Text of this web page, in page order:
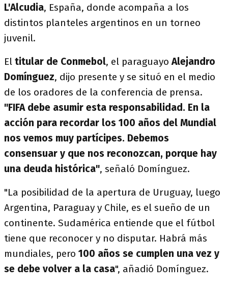
L'Alcudia, España, donde acompaña a los
distintos planteles argentinos en un torneo
juvenil.
El titular de Conmebol, el paraguayo Alejandro
Domínguez, dijo presente y se situó en el medio
de los oradores de la conferencia de prensa.
"FIFA debe asumir esta responsabilidad. En la
acción para recordar los 100 años del Mundial
nos vemos muy partícipes. Debemos
consensuar y que nos reconozcan, porque hay
una deuda histórica", señaló Domínguez.
"La posibilidad de la apertura de Uruguay, luego
Argentina, Paraguay y Chile, es el sueño de un
continente. Sudamérica entiende que el fútbol
tiene que reconocer y no disputar. Habrá más
mundiales, pero 100 años se cumplen una vez y
se debe volver a la casa", añadió Domínguez.